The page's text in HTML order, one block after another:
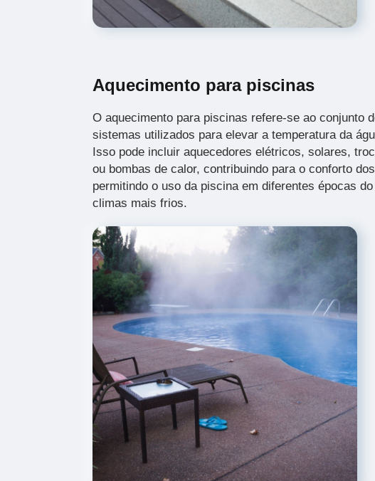
Aquecimento para piscinas
O aquecimento para piscinas refere-se ao conjunto
sistemas utilizados para elevar a temperatura da
Isso pode incluir aquecedores elétricos, solares,
ou bombas de calor, contribuindo para o conforto
permitindo o uso da piscina em diferentes épocas
climas mais frios.